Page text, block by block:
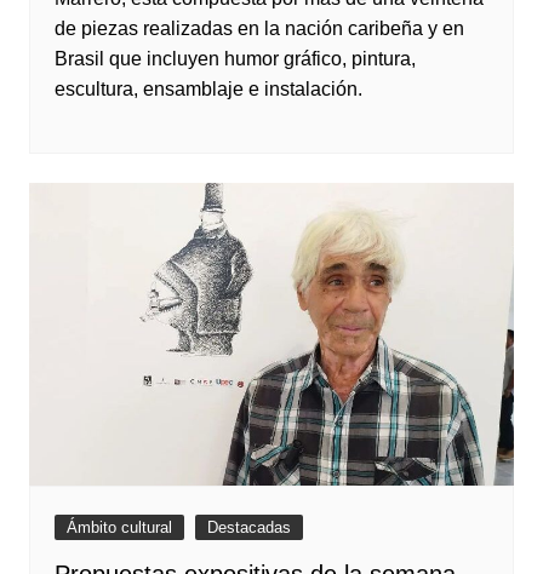
de piezas realizadas en la nación caribeña y en
Brasil que incluyen humor gráfico, pintura,
escultura, ensamblaje e instalación.
Ámbito cultural Destacadas